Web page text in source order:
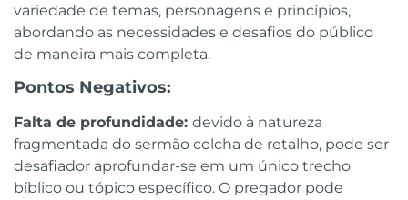
variedade de temas, personagens e princípios,
abordando as necessidades e desafios do público
de maneira mais completa.
Pontos Negativos:
Falta de profundidade: devido à natureza
fragmentada do sermão colcha de retalho, pode ser
desafiador aprofundar-se em um único trecho
bíblico ou tópico específico. O pregador pode